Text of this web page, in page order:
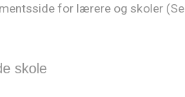
for lærere og skoler (Se
skole